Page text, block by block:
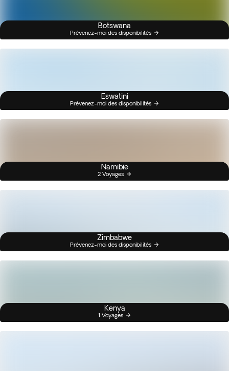
Botswana
Prévenez-moi des disponibilités
Eswatini
Prévenez-moi des disponibilités
Namibie
2 Voyages
Zimbabwe
Prévenez-moi des disponibilités
Kenya
1 Voyages